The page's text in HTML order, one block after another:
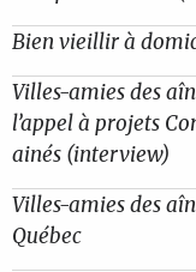
Bien vieillir à
Villes-amies des
l’appel à projets
ainés (interview)
Villes-amies des
Québec